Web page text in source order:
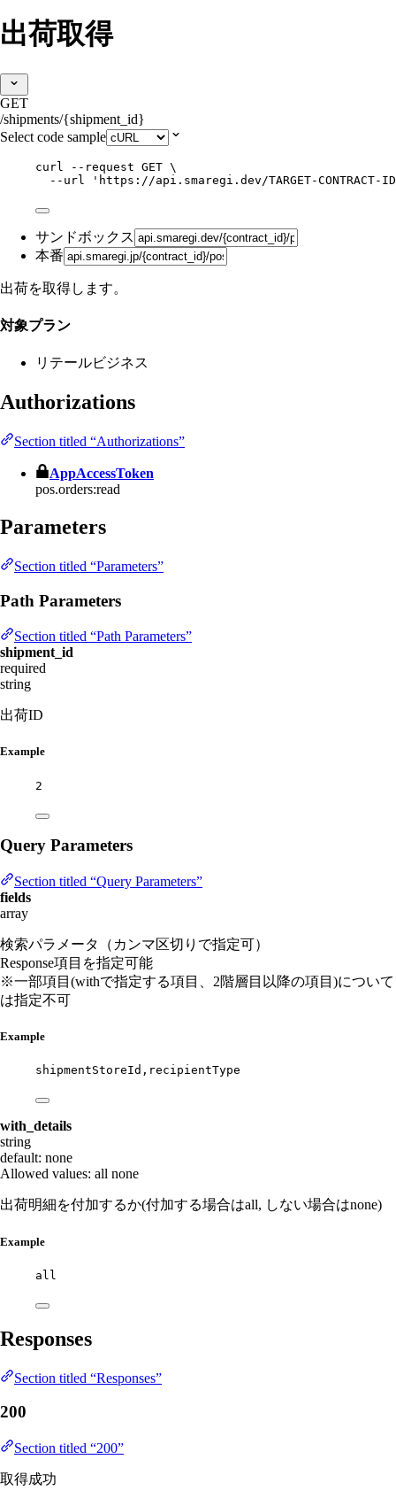
出荷取得
GET
/shipments/{shipment_id}
Select code sample
curl --request GET \
--url
' https://api.smaregi.dev/TARGET-
サンドボックス
本番
出荷を取得します。
対象プラン
リテールビジネス
Authorizations
Section titled “Authorizations”
AppAccessToken
pos.orders:read
Parameters
Section titled “Parameters”
Path Parameters
Section titled “Path Parameters”
shipment_id
required
string
出荷ID
Example
2
Query Parameters
Section titled “Query Parameters”
fields
array
検索パラメータ（カンマ区切りで指定可）
Response項目を指定可能
※一部項目(withで指定する項目、2階層目以降の項目)について
は指定不可
Example
shipmentStoreId,recipientType
with_details
string
default: none
Allowed values: all none
出荷明細を付加するか(付加する場合はall, しない場合はnone)
Example
all
Responses
Section titled “Responses”
200
Section titled “200”
取得成功